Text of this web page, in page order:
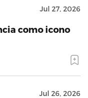
Jul 27, 2026
como icono
Jul 26, 2026